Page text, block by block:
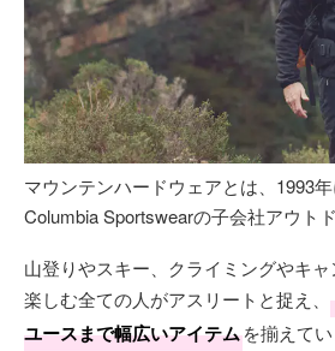
マウンテンハードウェアとは、1993
Columbia Sportswearの子会社アウト
山登りやスキー、クライミングやキ
楽しむ全ての人がアスリートと捉え、
ユースまで幅広いアイテムを揃えて